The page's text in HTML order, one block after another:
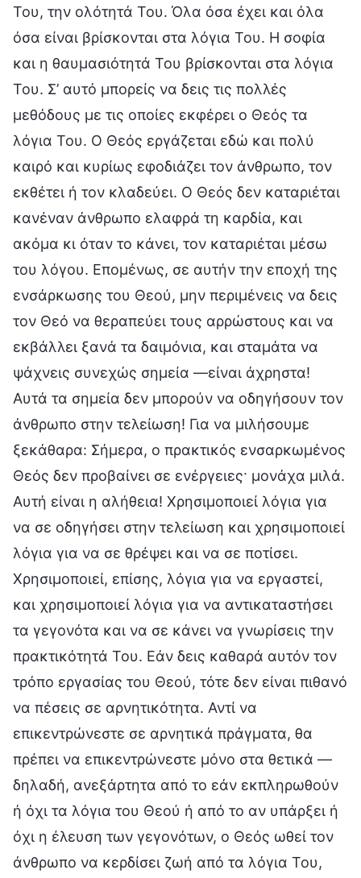
Του, την ολότητά Του. Όλα όσα έχει και όλα
όσα είναι βρίσκονται στα λόγια Του. Η σοφία
και η θαυμασιότητά Του βρίσκονται στα λόγια
Του. Σ’ αυτό μπορείς να δεις τις πολλές
μεθόδους με τις οποίες εκφέρει ο Θεός τα
λόγια Του. Ο Θεός εργάζεται εδώ και πολύ
καιρό και κυρίως εφοδιάζει τον άνθρωπο, τον
εκθέτει ή τον κλαδεύει. Ο Θεός δεν καταριέται
κανέναν άνθρωπο ελαφρά τη καρδία, και
ακόμα κι όταν το κάνει, τον καταριέται μέσω
του λόγου. Επομένως, σε αυτήν την εποχή της
ενσάρκωσης του Θεού, μην περιμένεις να δεις
τον Θεό να θεραπεύει τους αρρώστους και να
εκβάλλει ξανά τα δαιμόνια, και σταμάτα να
ψάχνεις συνεχώς σημεία —είναι άχρηστα!
Αυτά τα σημεία δεν μπορούν να οδηγήσουν τον
άνθρωπο στην τελείωση! Για να μιλήσουμε
ξεκάθαρα: Σήμερα, ο πρακτικός ενσαρκωμένος
Θεός δεν προβαίνει σε ενέργειες· μονάχα μιλά.
Αυτή είναι η αλήθεια! Χρησιμοποιεί λόγια για
να σε οδηγήσει στην τελείωση και χρησιμοποιεί
λόγια για να σε θρέψει και να σε ποτίσει.
Χρησιμοποιεί, επίσης, λόγια για να εργαστεί,
και χρησιμοποιεί λόγια για να αντικαταστήσει
τα γεγονότα και να σε κάνει να γνωρίσεις την
πρακτικότητά Του. Εάν δεις καθαρά αυτόν τον
τρόπο εργασίας του Θεού, τότε δεν είναι πιθανό
να πέσεις σε αρνητικότητα. Αντί να
επικεντρώνεστε σε αρνητικά πράγματα, θα
πρέπει να επικεντρώνεστε μόνο στα θετικά —
δηλαδή, ανεξάρτητα από το εάν εκπληρωθούν
ή όχι τα λόγια του Θεού ή από το αν υπάρξει ή
όχι η έλευση των γεγονότων, ο Θεός ωθεί τον
άνθρωπο να κερδίσει ζωή από τα λόγια Του,